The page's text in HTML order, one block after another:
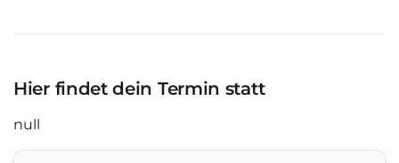
Hier findet dein Termin statt
null